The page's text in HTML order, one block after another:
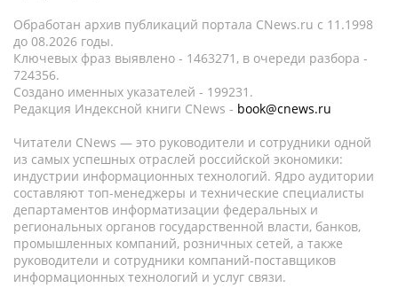
Обработан архив публикаций портала CNews.ru c 11.1998
до 08.2026 годы.
Ключевых фраз выявлено - 1463271, в очереди разбора -
724356.
Создано именных указателей - 199231.
Редакция Индексной книги CNews - book@cnews.ru
Читатели CNews — это руководители и сотрудники одной
из самых успешных отраслей российской экономики:
индустрии информационных технологий. Ядро аудитории
составляют топ-менеджеры и технические специалисты
департаментов информатизации федеральных и
региональных органов государственной власти, банков,
промышленных компаний, розничных сетей, а также
руководители и сотрудники компаний-поставщиков
информационных технологий и услуг связи.